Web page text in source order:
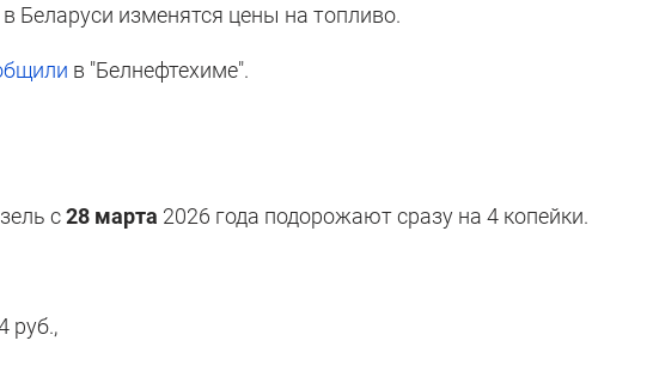
Беларуси изменятся цены на топливо.
в "Белнефтехиме".
с28 марта 2026 года подорожают сразу на 4 копейки.
руб.,